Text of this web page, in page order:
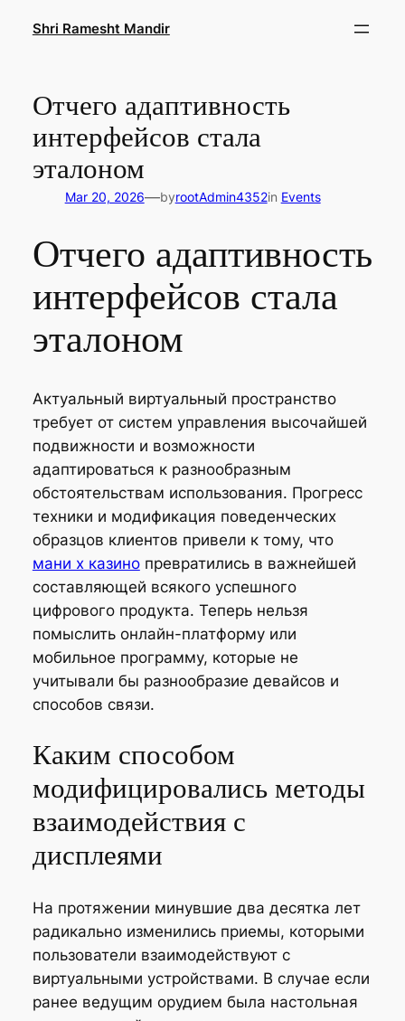
Shri Ramesht Mandir
Отчего адаптивность
интерфейсов стала
эталоном
Mar 20, 2026—byrootAdmin4352in Events
Отчего адаптивность
интерфейсов стала
эталоном
Актуальный виртуальный пространство
требует от систем управления высочайшей
подвижности и возможности
адаптироваться к разнообразным
обстоятельствам использования. Прогресс
техники и модификация поведенческих
образцов клиентов привели к тому, что
мани х казинопревратились в важнейшей
составляющей всякого успешного
цифрового продукта. Теперь нельзя
помыслить онлайн-платформу или
мобильное программу, которые не
учитывали бы разнообразие девайсов и
способов связи.
Каким способом
модифицировались методы
взаимодействия с
дисплеями
На протяжении минувшие два десятка лет
радикально изменились приемы, которыми
пользователи взаимодействуют с
виртуальными устройствами. В случае если
ранее ведущим орудием была настольная